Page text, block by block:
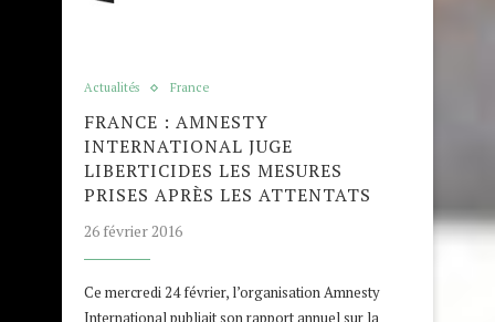
Actualités France
FRANCE : AMNESTY
INTERNATIONAL JUGE
LIBERTICIDES LES MESURES
PRISES APRÈS LES ATTENTATS
26 février 2016
Ce mercredi 24 février, l’organisation Amnesty
International publiait son rapport annuel sur la